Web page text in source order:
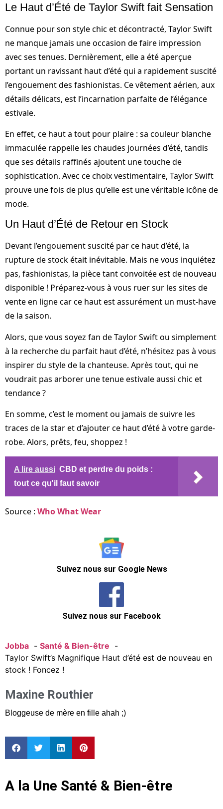
Le Haut d’Été de Taylor Swift fait Sensation
Connue pour son style chic et décontracté, Taylor Swift
ne manque jamais une occasion de faire impression
avec ses tenues. Dernièrement, elle a été aperçue
portant un ravissant haut d’été qui a rapidement suscité
l’engouement des fashionistas. Ce vêtement aérien, aux
détails délicats, est l’incarnation parfaite de l’élégance
estivale.
En effet, ce haut a tout pour plaire : sa couleur blanche
immaculée rappelle les chaudes journées d’été, tandis
que ses détails raffinés ajoutent une touche de
sophistication. Avec ce choix vestimentaire, Taylor Swift
prouve une fois de plus qu’elle est une véritable icône de
mode.
Un Haut d’Été de Retour en Stock
Devant l’engouement suscité par ce haut d’été, la
rupture de stock était inévitable. Mais ne vous inquiétez
pas, fashionistas, la pièce tant convoitée est de nouveau
disponible ! Préparez-vous à vous ruer sur les sites de
vente en ligne car ce haut est assurément un must-have
de la saison.
Alors, que vous soyez fan de Taylor Swift ou simplement
à la recherche du parfait haut d’été, n’hésitez pas à vous
inspirer du style de la chanteuse. Après tout, qui ne
voudrait pas arborer une tenue estivale aussi chic et
tendance ?
En somme, c’est le moment ou jamais de suivre les
traces de la star et d’ajouter ce haut d’été à votre garde-
robe. Alors, prêts, feu, shoppez !
A lire aussi CBD et perdre du poids :
tout ce qu'il faut savoir
Source : Who What Wear
Suivez nous sur Google News
Suivez nous sur Facebook
Jobba
Santé & Bien-être
Taylor Swift’s Magnifique Haut d’été est de nouveau en
stock ! Foncez !
Maxine Routhier
Bloggeuse de mère en fille ahah ;)
A la Une Santé & Bien-être